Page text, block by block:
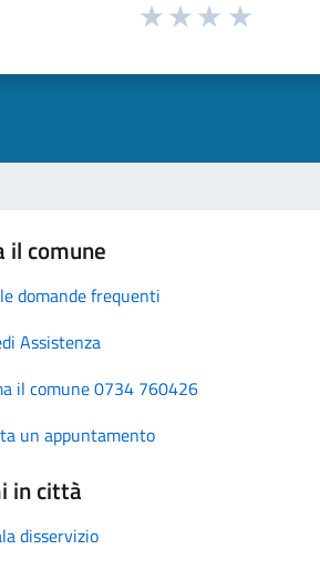
il comune
domande frequenti
Assistenza
il comune 0734 760426
un appuntamento
in città
disservizio